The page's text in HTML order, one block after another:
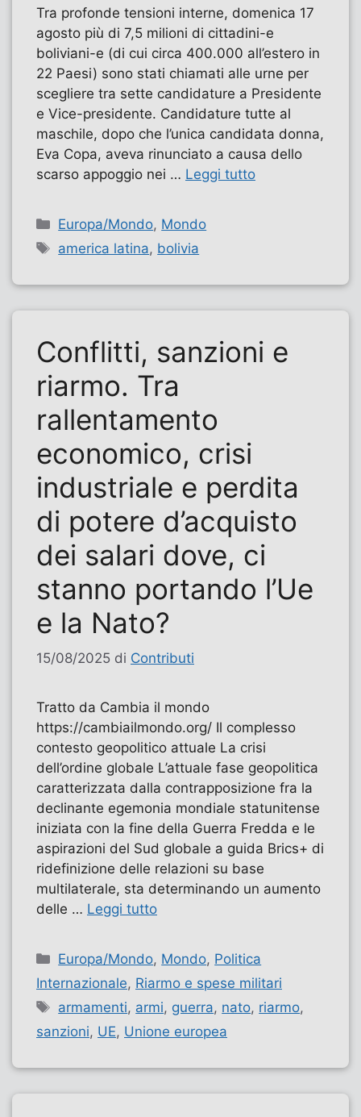
Tra profonde tensioni interne, domenica 17
agosto più di 7,5 milioni di cittadini-e
boliviani-e (di cui circa 400.000 all’estero in
22 Paesi) sono stati chiamati alle urne per
scegliere tra sette candidature a Presidente
e Vice-presidente. Candidature tutte al
maschile, dopo che l’unica candidata donna,
Eva Copa, aveva rinunciato a causa dello
scarso appoggio nei … Leggi tutto
Categorie
Europa/Mondo, Mondo
Tag
america latina, bolivia
Conflitti, sanzioni e
riarmo. Tra
rallentamento
economico, crisi
industriale e perdita
di potere d’acquisto
dei salari dove, ci
stanno portando l’Ue
e la Nato?
15/08/2025 di Contributi
Tratto da Cambia il mondo
https://cambiailmondo.org/ Il complesso
contesto geopolitico attuale La crisi
dell’ordine globale L’attuale fase geopolitica
caratterizzata dalla contrapposizione fra la
declinante egemonia mondiale statunitense
iniziata con la fine della Guerra Fredda e le
aspirazioni del Sud globale a guida Brics+ di
ridefinizione delle relazioni su base
multilaterale, sta determinando un aumento
delle … Leggi tutto
Categorie
Europa/Mondo, Mondo, Politica
Internazionale, Riarmo e spese militari
Tag
armamenti, armi, guerra, nato, riarmo,
sanzioni, UE, Unione europea